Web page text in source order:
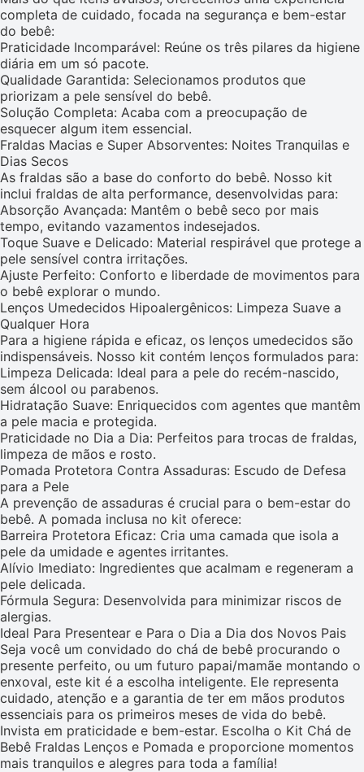
completa de cuidado, focada na segurança e bem-estar
do bebê:
Praticidade Incomparável: Reúne os três pilares da higiene
diária em um só pacote.
Qualidade Garantida: Selecionamos produtos que
priorizam a pele sensível do bebê.
Solução Completa: Acaba com a preocupação de
esquecer algum item essencial.
Fraldas Macias e Super Absorventes: Noites Tranquilas e
Dias Secos
As fraldas são a base do conforto do bebê. Nosso kit
inclui fraldas de alta performance, desenvolvidas para:
Absorção Avançada: Mantêm o bebê seco por mais
tempo, evitando vazamentos indesejados.
Toque Suave e Delicado: Material respirável que protege a
pele sensível contra irritações.
Ajuste Perfeito: Conforto e liberdade de movimentos para
o bebê explorar o mundo.
Lenços Umedecidos Hipoalergênicos: Limpeza Suave a
Qualquer Hora
Para a higiene rápida e eficaz, os lenços umedecidos são
indispensáveis. Nosso kit contém lenços formulados para:
Limpeza Delicada: Ideal para a pele do recém-nascido,
sem álcool ou parabenos.
Hidratação Suave: Enriquecidos com agentes que mantêm
a pele macia e protegida.
Praticidade no Dia a Dia: Perfeitos para trocas de fraldas,
limpeza de mãos e rosto.
Pomada Protetora Contra Assaduras: Escudo de Defesa
para a Pele
A prevenção de assaduras é crucial para o bem-estar do
bebê. A pomada inclusa no kit oferece:
Barreira Protetora Eficaz: Cria uma camada que isola a
pele da umidade e agentes irritantes.
Alívio Imediato: Ingredientes que acalmam e regeneram a
pele delicada.
Fórmula Segura: Desenvolvida para minimizar riscos de
alergias.
Ideal Para Presentear e Para o Dia a Dia dos Novos Pais
Seja você um convidado do chá de bebê procurando o
presente perfeito, ou um futuro papai/mamãe montando o
enxoval, este kit é a escolha inteligente. Ele representa
cuidado, atenção e a garantia de ter em mãos produtos
essenciais para os primeiros meses de vida do bebê.
Invista em praticidade e bem-estar. Escolha o Kit Chá de
Bebê Fraldas Lenços e Pomada e proporcione momentos
mais tranquilos e alegres para toda a família!